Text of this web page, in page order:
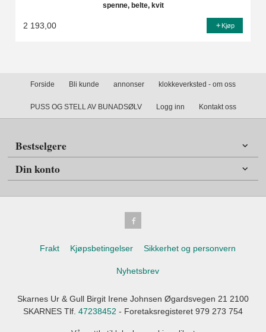
spenne, belte, kvit
2 193,00 Kjøp
Forside Bli kunde annonser klokkeverksted - om oss
PUSS OG STELL AV BUNADSØLV Logg inn Kontakt oss
Bestselgere
Din konto
Frakt Kjøpsbetingelser Sikkerhet og personvern
Nyhetsbrev
Skarnes Ur & Gull Birgit Irene Johnsen Øgardsvegen 21 2100
SKARNES Tlf. 47238452 - Foretaksregisteret 979 273 754